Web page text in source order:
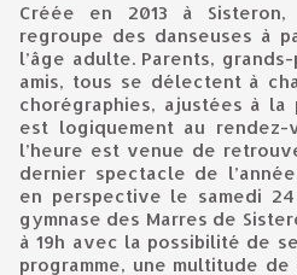
Créée en 2013 à Sisteron,
regroupe des danseuses à
l’âge adulte. Parents,
amis, tous se délectent à
chorégraphies, ajustées à
est logiquement au rendez-
l’heure est venue de
dernier spectacle de
en perspective le samedi
gymnase des Marres de
à 19h avec la possibilité de
programme, une multitude